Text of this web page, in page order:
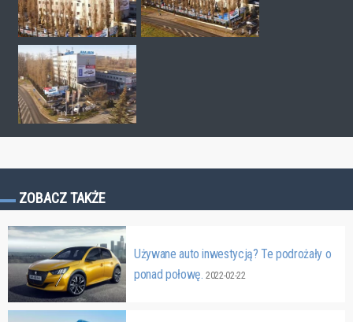
ZOBACZ TAKŻE
Używane auto inwestycją? Te podrożały o
ponad połowę.2022-02-22